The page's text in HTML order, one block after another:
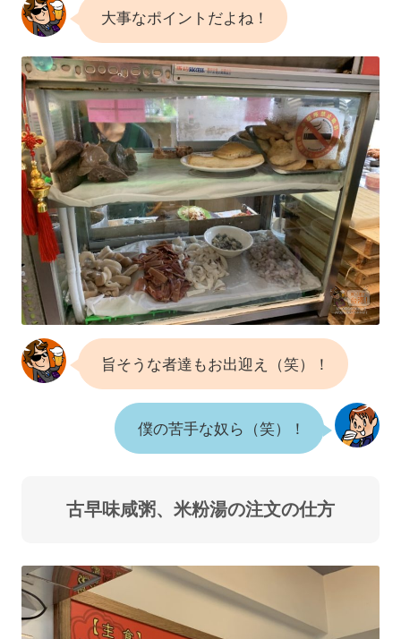
大事なポイントだよね！
旨そうな者達もお出迎え（笑）！
僕の苦手な奴ら（笑）！
古早味咸粥、米粉湯の注文の仕方